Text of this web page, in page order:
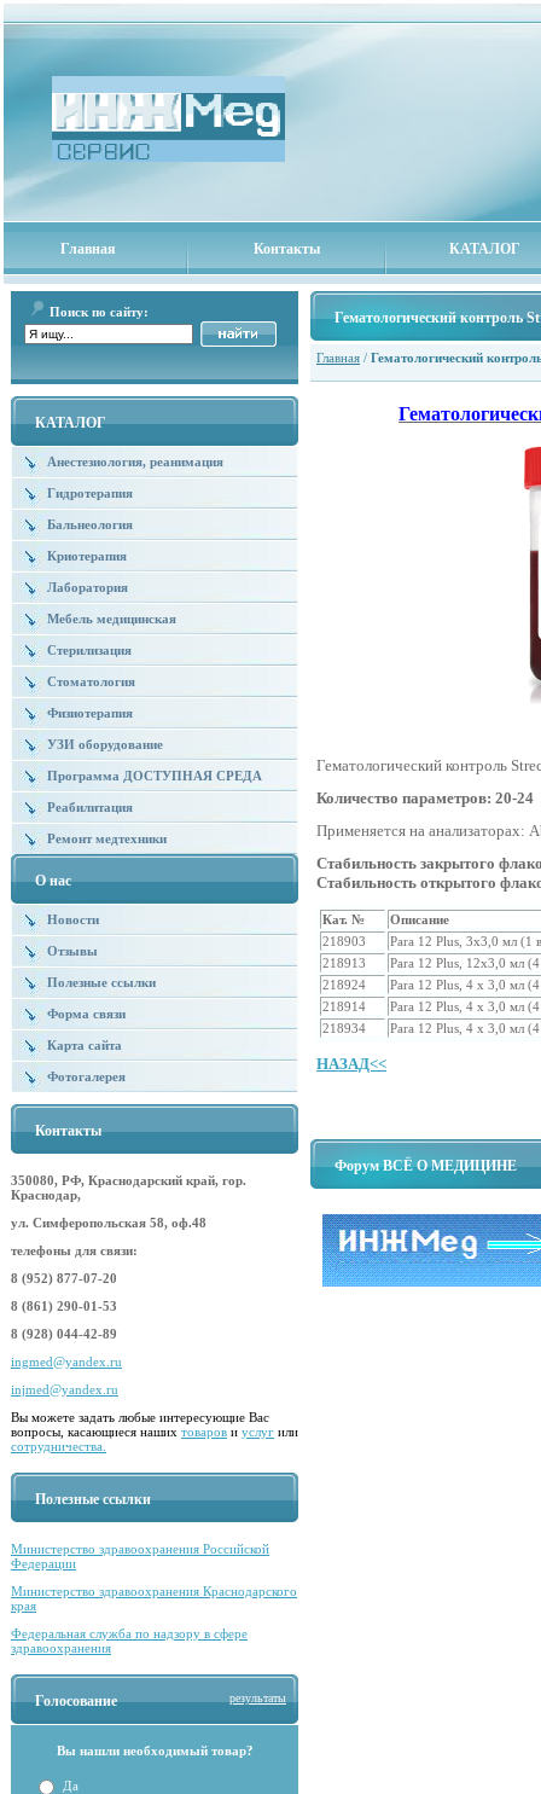
Главная Контакты КАТАЛОГ
Поиск по сайту:
КАТАЛОГ
Анестезиология, реанимация
Гидротерапия
Бальнеология
Криотерапия
Лаборатория
Мебель медицинская
Стерилизация
Стоматология
Физиотерапия
УЗИ оборудование
Программа ДОСТУПНАЯ СРЕДА
Реабилитация
Ремонт медтехники
О нас
Новости
Отзывы
Полезные ссылки
Форма связи
Карта сайта
Фотогалерея
Контакты
350080, РФ, Краснодарский край, гор.
Краснодар,
ул. Симферопольская 58, оф.48
телефоны для связи:
8 (952) 877-07-20
8 (861) 290-01-53
8 (928) 044-42-89
ingmed@yandex.ru
injmed@yandex.ru
Вы можете задать любые интересующие Вас
вопросы, касающиеся наших товаров и услуг или
сотрудничества.
Полезные ссылки
Министерство здравоохранения Российской
Федерации
Министерство здравоохранения Краснодарского
края
Федеральная служба по надзору в сфере
здравоохранения
Голосование результаты
Вы нашли необходимый товар?
Да
Гематологический контроль
Главная / Гематологический
Гематологический контроль
Количество параметров: 20-24
Применяется на анализаторах:
Стабильность закрытого
Стабильность открытого
Кат. №
Описание
218903
Para 12 Plus, 3х3,0 мл (1
218913
Para 12 Plus, 12х3,0 мл
218924
Para 12 Plus, 4 х 3,0 мл
218914
Para 12 Plus, 4 х 3,0 мл
218934
Para 12 Plus, 4 х 3,0 мл
НАЗАД<<
Форум ВСЁ О МЕДИЦИНЕ